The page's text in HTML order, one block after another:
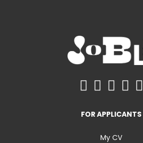
FOR APPLICANTS
My CV